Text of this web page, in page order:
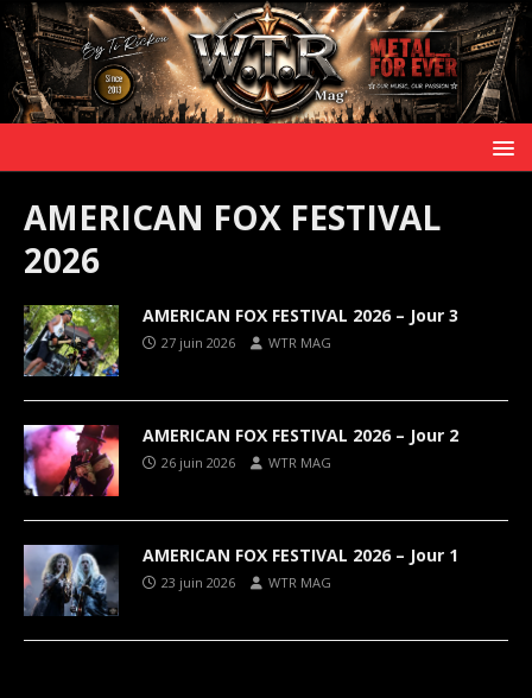
AMERICAN FOX FESTIVAL
2026
AMERICAN FOX FESTIVAL 2026 – Jour 3
27 juin 2026 WTR MAG
AMERICAN FOX FESTIVAL 2026 – Jour 2
26 juin 2026 WTR MAG
AMERICAN FOX FESTIVAL 2026 – Jour 1
23 juin 2026 WTR MAG